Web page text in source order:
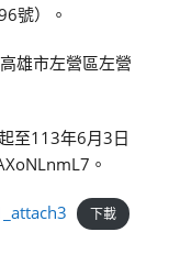
號）。
雄市左營區左營
至113年6月3日
。
下載